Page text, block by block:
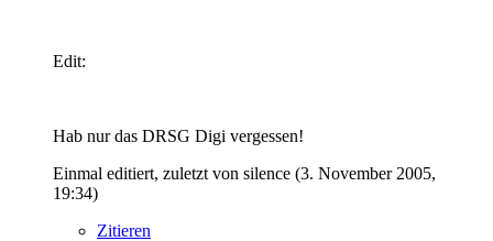
Edit:
Hab nur das DRSG Digi vergessen!
Einmal editiert, zuletzt von silence (3. November 2005,
19:34)
Zitieren